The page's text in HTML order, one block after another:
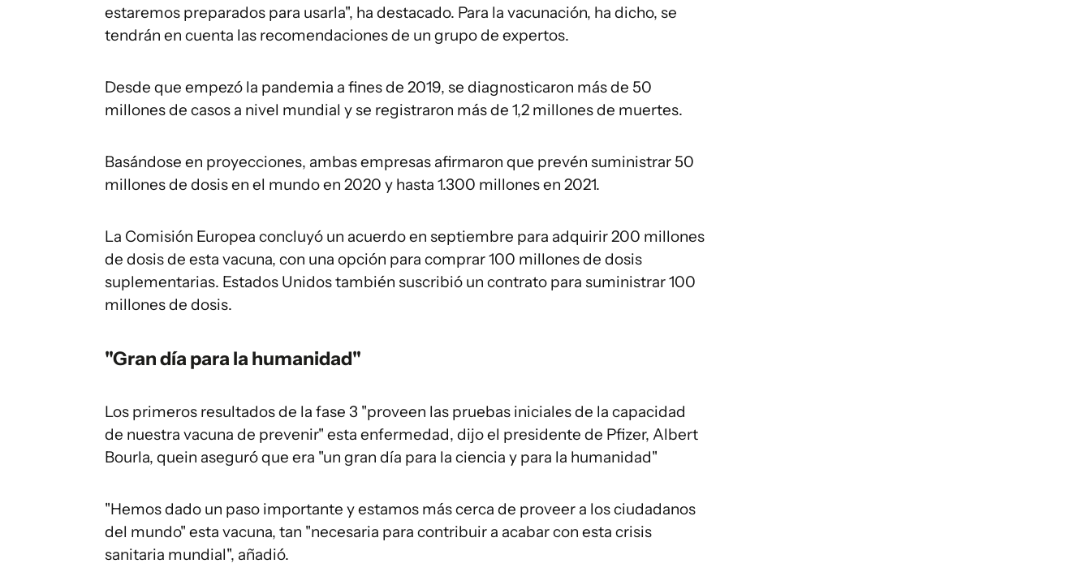
estaremos preparados para usarla", ha destacado. Para la vacunación, ha dicho, se
tendrán en cuenta las recomendaciones de un grupo de expertos.
Desde que empezó la pandemia a fines de 2019, se diagnosticaron más de 50
millones de casos a nivel mundial y se registraron más de 1,2 millones de muertes.
Basándose en proyecciones, ambas empresas afirmaron que prevén suministrar 50
millones de dosis en el mundo en 2020 y hasta 1.300 millones en 2021.
La Comisión Europea concluyó un acuerdo en septiembre para adquirir 200 millones
de dosis de esta vacuna, con una opción para comprar 100 millones de dosis
suplementarias. Estados Unidos también suscribió un contrato para suministrar 100
millones de dosis.
"Gran día para la humanidad"
Los primeros resultados de la fase 3 "proveen las pruebas iniciales de la capacidad
de nuestra vacuna de prevenir" esta enfermedad, dijo el presidente de Pfizer, Albert
Bourla, quein aseguró que era "un gran día para la ciencia y para la humanidad"
"Hemos dado un paso importante y estamos más cerca de proveer a los ciudadanos
del mundo" esta vacuna, tan "necesaria para contribuir a acabar con esta crisis
sanitaria mundial", añadió.